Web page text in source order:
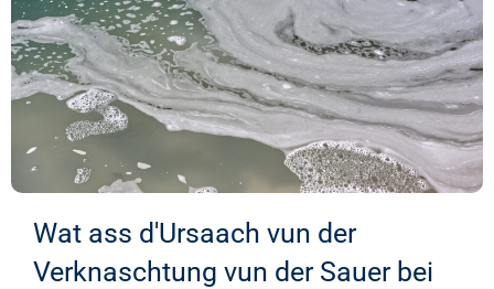
Wat ass d'Ursaach vun der
Verknaschtung vun der Sauer bei